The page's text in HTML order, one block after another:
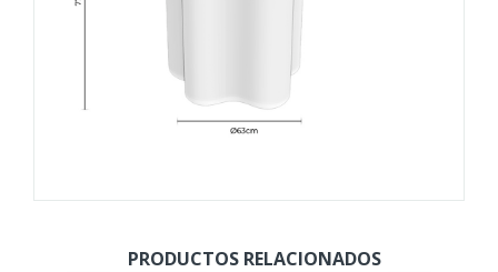
PRODUCTOS RELACIONADOS